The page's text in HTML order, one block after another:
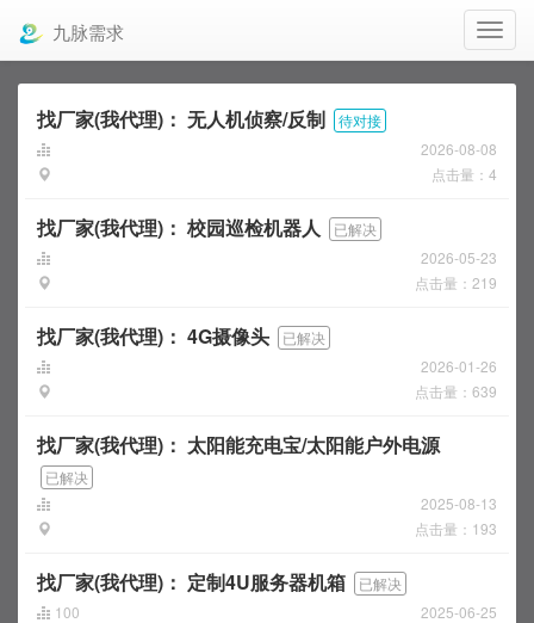
九脉需求
找厂家(我代理)： 无人机侦察/反制
待对接
2026-08-08
点击量：4
找厂家(我代理)： 校园巡检机器人
已解决
2026-05-23
点击量：219
找厂家(我代理)： 4G摄像头
已解决
2026-01-26
点击量：639
找厂家(我代理)： 太阳能充电宝/太阳能户外电源
已解决
2025-08-13
点击量：193
找厂家(我代理)： 定制4U服务器机箱
已解决
100
2025-06-25